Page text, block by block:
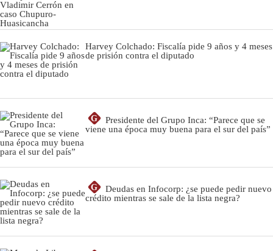
Harvey Colchado: Fiscalía pide 9 años y 4 meses
de prisión contra el diputado
G
Presidente del Grupo Inca: “Parece que se
viene una época muy buena para el sur del país”
G
Deudas en Infocorp: ¿se puede pedir nuevo
crédito mientras se sale de la lista negra?